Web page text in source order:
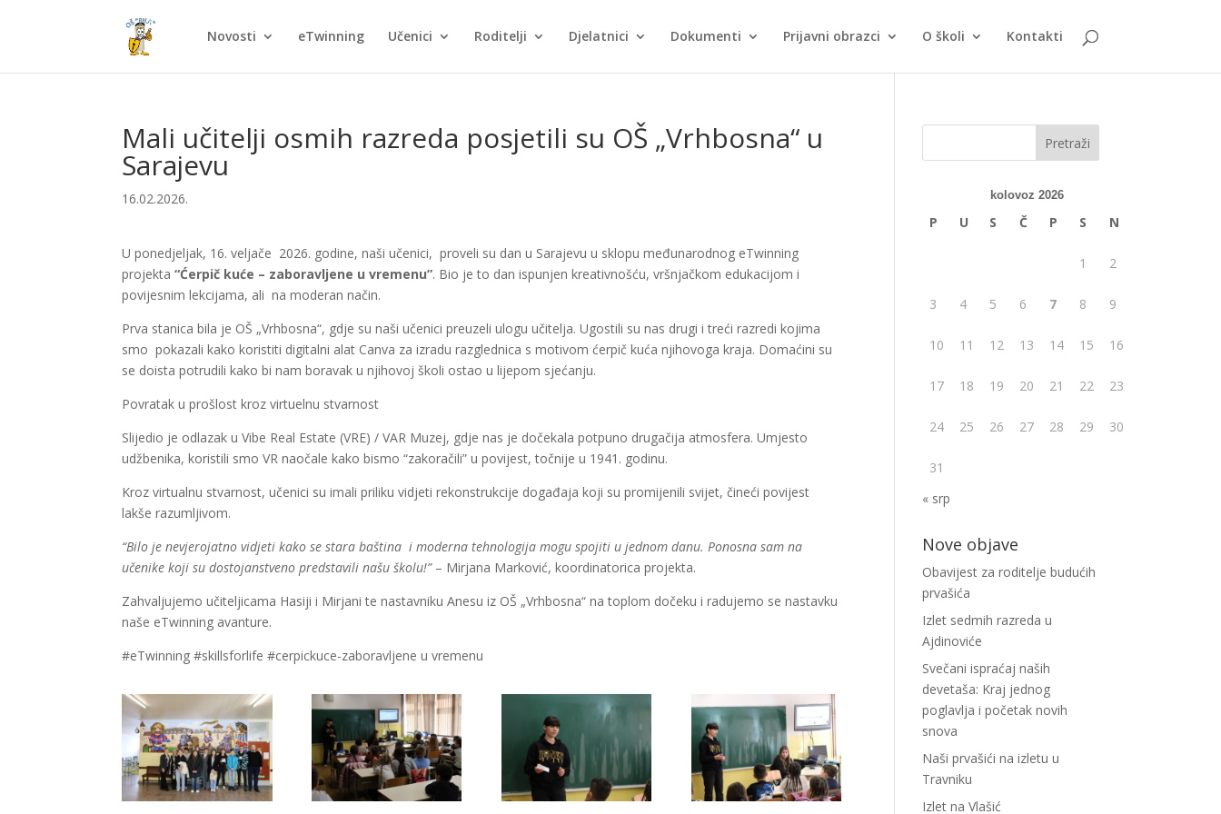
Novosti eTwinning Učenici Roditelji Djelatnici Dokumenti Prijavni obrazci O školi Kontakti
Mali učitelji osmih razreda posjetili su OŠ „Vrhbosna“ u
Sarajevu
16.02.2026.
U ponedjeljak, 16. veljače 2026. godine, naši učenici, proveli su dan u Sarajevu u sklopu međunarodnog eTwinning
projekta“Ćerpič kuće – zaboravljene u vremenu”. Bio je to dan ispunjen kreativnošću, vršnjačkom edukacijom i
povijesnim lekcijama, ali na moderan način.
Prva stanica bila je OŠ „Vrhbosna“, gdje su naši učenici preuzeli ulogu učitelja. Ugostili su nas drugi i treći razredi kojima
smo pokazali kako koristiti digitalni alat Canva za izradu razglednica s motivom ćerpič kuća njihovoga kraja. Domaćini su
se doista potrudili kako bi nam boravak u njihovoj školi ostao u lijepom sjećanju.
Povratak u prošlost kroz virtuelnu stvarnost
Slijedio je odlazak u Vibe Real Estate (VRE) / VAR Muzej, gdje nas je dočekala potpuno drugačija atmosfera. Umjesto
udžbenika, koristili smo VR naočale kako bismo “zakoračili” u povijest, točnije u 1941. godinu.
Kroz virtualnu stvarnost, učenici su imali priliku vidjeti rekonstrukcije događaja koji su promijenili svijet, čineći povijest
lakše razumljivom.
“Bilo je nevjerojatno vidjeti kako se stara baština i moderna tehnologija mogu spojiti u jednom danu. Ponosna sam na
učenike koji su dostojanstveno predstavili našu školu!”– Mirjana Marković, koordinatorica projekta.
Zahvaljujemo učiteljicama Hasiji i Mirjani te nastavniku Anesu iz OŠ „Vrhbosna“ na toplom dočeku i radujemo se nastavku
naše eTwinning avanture.
#eTwinning #skillsforlife #cerpickuce-zaboravljene u vremenu
kolovoz 2026
P U S Č P S N
1 2
3 4 5 6 7 8 9
10 11 12 13 14 15 16
17 18 19 20 21 22 23
24 25 26 27 28 29 30
31
« srp
Nove objave
Obavijest za roditelje budućih
prvašića
Izlet sedmih razreda u
Ajdinoviće
Svečani ispraćaj naših
devetaša: Kraj jednog
poglavlja i početak novih
snova
Naši prvašići na izletu u
Travniku
Izlet na Vlašić